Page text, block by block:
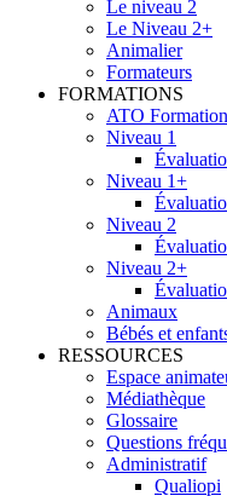
Le niveau 2
Le Niveau 2+
Animalier
Formateurs
FORMATIONS
ATO
Niveau 1
Niveau 1+
Niveau 2
Niveau 2+
Animaux
Bébés et
RESSOURCES
Espace
Médiathèque
Glossaire
Questions
Administratif
Qualiopi